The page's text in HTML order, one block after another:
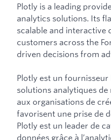
Plotly is a leading
analytics solutions. Its
scalable and interactive
customers across the
driven decisions from
Plotly est un
solutions analytiques
aux organisations de
favorisent une prise de
Plotly est un leader de
données grâce à